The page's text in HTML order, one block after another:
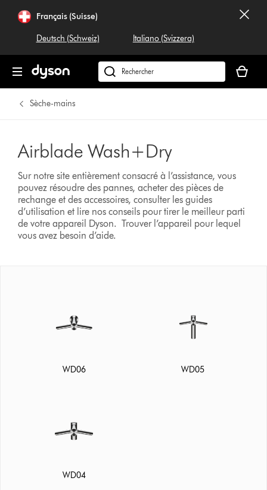
Français (Suisse)
Deutsch (Schweiz) Italiano (Svizzera)
Rechercher
dyson.ch
panier
est
Sèche-mains
Airblade Wash+Dry
Sur notre site entièrement consacré à l’assistance, vous
pouvez résoudre des pannes, acheter des pièces de
rechange et des accessoires, consulter les guides
d’utilisation et lire nos conseils pour tirer le meilleur parti
de votre appareil Dyson.Trouver l’appareil pour lequel
vous avez besoin d’aide.
WD06 WD05
WD04